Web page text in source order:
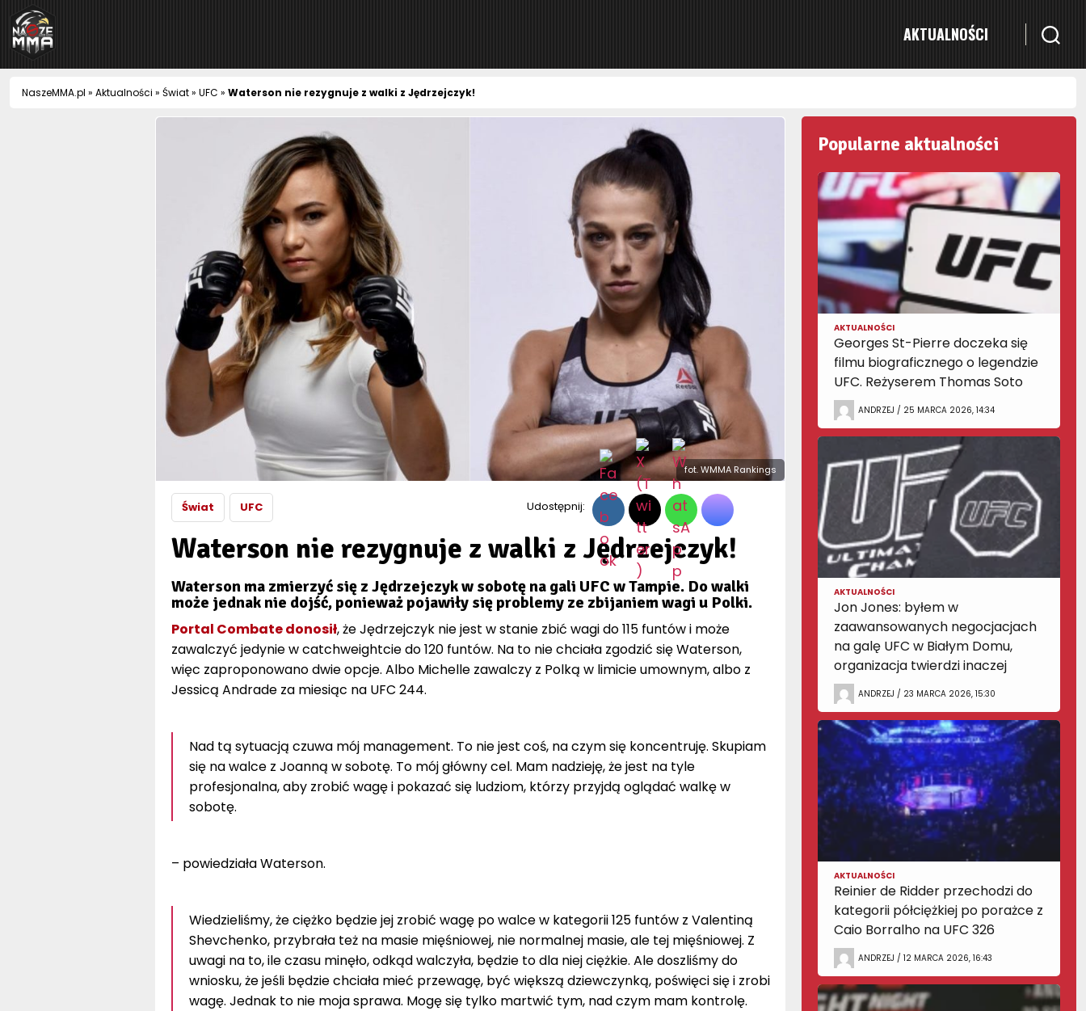
NaszeMMA
AKTUALNOŚCI
NaszeMMA.pl » Aktualności » Świat» UFC » Waterson nie rezygnuje z walki z Jędrzejczyk!
fot. WMMA Rankings
Świat UFC Udostępnij:
Waterson nie rezygnuje z walki z Jędrzejczyk!
Waterson ma zmierzyć się z Jędrzejczyk w sobotę na gali UFC w Tampie. Do walki
może jednak nie dojść, ponieważ pojawiły się problemy ze zbijaniem wagi u Polki.
Portal Combate donosił, że Jędrzejczyk nie jest w stanie zbić wagi do 115 funtów i może
zawalczyć jedynie w catchweightcie do 120 funtów. Na to nie chciała zgodzić się Waterson,
więc zaproponowano dwie opcje. Albo Michelle zawalczy z Polką w limicie umownym, albo z
Jessicą Andrade za miesiąc na UFC 244.
Nad tą sytuacją czuwa mój management. To nie jest coś, na czym się koncentruję. Skupiam
się na walce z Joanną w sobotę. To mój główny cel. Mam nadzieję, że jest na tyle
profesjonalna, aby zrobić wagę i pokazać się ludziom, którzy przyjdą oglądać walkę w
sobotę.
– powiedziała Waterson.
Wiedzieliśmy, że ciężko będzie jej zrobić wagę po walce w kategorii 125 funtów z Valentiną
Shevchenko, przybrała też na masie mięśniowej, nie normalnej masie, ale tej mięśniowej. Z
uwagi na to, ile czasu minęło, odkąd walczyła, będzie to dla niej ciężkie. Ale doszliśmy do
wniosku, że jeśli będzie chciała mieć przewagę, być większą dziewczynką, poświęci się i zrobi
wagę. Jednak to nie moja sprawa. Mogę się tylko martwić tym, nad czym mam kontrolę.
Popularne aktualności
AKTUALNOŚCI
Georges St-Pierre doczeka się
filmu biograficznego o legendzie
UFC. Reżyserem Thomas Soto
ANDRZEJ / 25 MARCA 2026, 14:34
AKTUALNOŚCI
Jon Jones: byłem w
zaawansowanych negocjacjach
na galę UFC w Białym Domu,
organizacja twierdzi inaczej
ANDRZEJ / 23 MARCA 2026, 15:30
AKTUALNOŚCI
Reinier de Ridder przechodzi do
kategorii półciężkiej po porażce z
Caio Borralho na UFC 326
ANDRZEJ / 12 MARCA 2026, 16:43